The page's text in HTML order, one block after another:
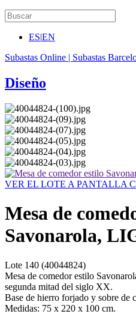
ES|EN
Subastas Online | Subastas
Diseño
VER EL LOTE A PANTALLA
Mesa de
Savonarola,
Lote 140 (40044824)
Mesa de comedor estilo
segunda mitad del siglo XX.
Base de hierro forjado y sobre de
Medidas: 75 x 220 x 100 cm.